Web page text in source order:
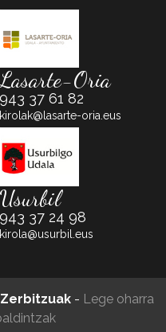
Lasarte-Oria
943 37 61 82
kirolak@lasarte-oria.eus
Usurbil
943 37 24 98
kirola@usurbil.eus
- Lege oharra